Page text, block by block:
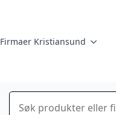
Firmaer Kristiansund
Søk